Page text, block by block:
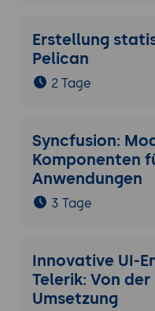
Erstellung
Pelican
2 Tage
Syncfusion:
Komponenten
Anwendungen
3 Tage
Innovative UI-
Telerik: Von
Umsetzung